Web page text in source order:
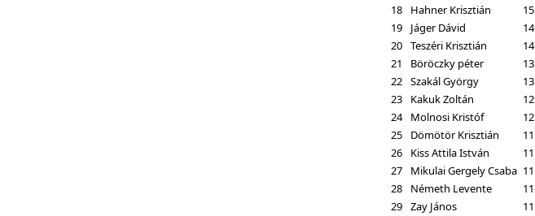
18
Hahner Krisztián
15
19
Jáger Dávid
14
20 Teszéri Krisztián
14
21
Böröczky péter
13
22 Szakál György
13
23
Kakuk Zoltán
12
24
Molnosi Kristóf
12
25
Dömötör Krisztián
11
26
Kiss Attila István
11
27
Mikulai Gergely Csaba 11
28
Németh Levente
11
29 Zay János
11